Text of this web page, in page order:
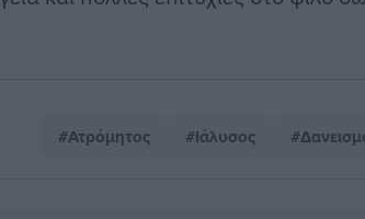
#Ατρόμητος #Ιάλυσος